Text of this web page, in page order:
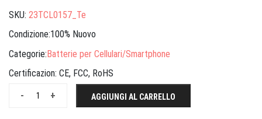
SKU: 23TCL0157_Te
Condizione:100% Nuovo
Categorie:Batterie per Cellulari/Smartphone
Certificazion: CE, FCC, RoHS
+
- AGGIUNGI AL CARRELLO